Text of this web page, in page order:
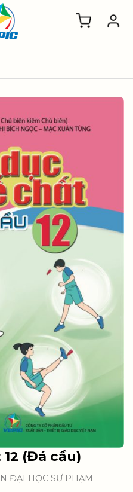
(Đá cầu)
ĐẠI HỌC SƯ PHẠM